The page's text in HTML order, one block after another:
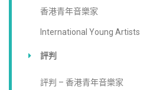
香港青年音樂家
International Young Artists
評判
評判 – 香港青年音樂家